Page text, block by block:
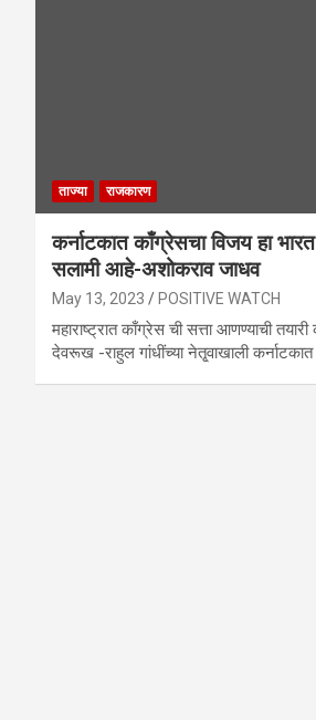
ताज्या राजकारण
कर्नाटकात काँग्रेसचा विजय हा
सलामी आहे-अशोकराव जाधव
May 13, 2023 POSITIVE WATCH
महाराष्ट्रात काँग्रेस ची सत्ता आणण्याची
देवरूख -राहुल गांधींच्या नेतृ्वाखाली